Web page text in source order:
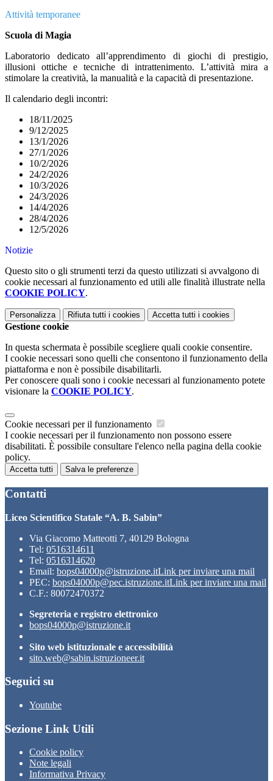
Attività temporanee
Scuola di Magia
Laboratorio dedicato all’apprendimento di giochi di prestigio,
illusioni ottiche e tecniche di intrattenimento. L’attività mira a
stimolare la creatività, la manualità e la capacità di presentazione.
Il calendario degli incontri:
18/11/2025
9/12/2025
13/1/2026
27/1/2026
10/2/2026
24/2/2026
10/3/2026
24/3/2026
14/4/2026
28/4/2026
12/5/2026
Notizie
Questo sito o gli strumenti terzi da questo utilizzati si avvalgono di
cookie necessari al funzionamento ed utili alle finalità illustrate nella
COOKIE POLICY.
Personalizza Rifiuta tutti i cookies Accetta tutti i cookies
Gestione cookie
In questa schermata è possibile scegliere quali cookie consentire.
I cookie necessari sono quelli che consentono il funzionamento della
piattaforma e non è possibile disabilitarli.
Per conoscere quali sono i cookie necessari al funzionamento potete
visionare la COOKIE POLICY.
Cookie necessari per il funzionamento
I cookie necessari per il funzionamento non possono essere
disabilitati. È possibile consultare l'elenco nella pagina della cookie
policy.
Accetta tutti Salva le preferenze
Contatti
Liceo Scientifico Statale “A. B. Sabin”
Via Giacomo Matteotti 7, 40129 Bologna
Tel: 0516314611
Tel: 0516314620
Email: bops04000p@istruzione.itLink per inviare una mail
PEC: bops04000p@pec.istruzione.itLink per inviare una mail
C.F.: 80072470372
Segreteria e registro elettronico
bops04000p@istruzione.it
Sito web istituzionale e accessibilità
sito.web@sabin.istruzioneer.it
Seguici su
Youtube
Sezione Link Utili
Cookie policy
Note legali
Informativa Privacy